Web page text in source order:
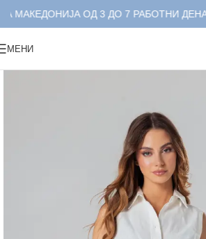
МАКЕДОНИЈА ОД 3 ДО 7 РАБОТНИ ДЕНА.
МЕНИ